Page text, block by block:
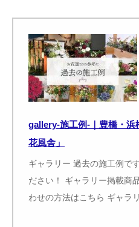
gallery-施工例-｜豊橋・
花風舎」
ギャラリー 過去の施工例で
ださい！ ギャラリー掲載商
わせの方法はこちら ギャラ